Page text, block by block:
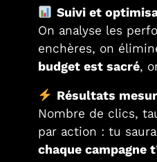
Suivi et
On analyse les
enchères, on
budget est sacré,
Résultats
Nombre de clics,
par action : tu
chaque campagne